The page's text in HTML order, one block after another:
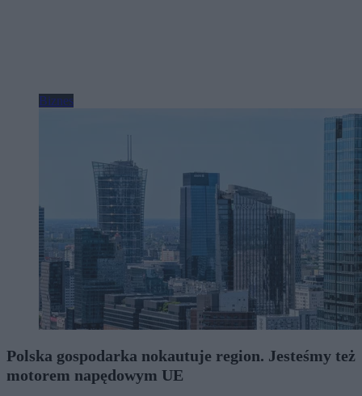
Biznes
Polska gospodarka nokautuje region. Jesteśmy też
motorem napędowym UE